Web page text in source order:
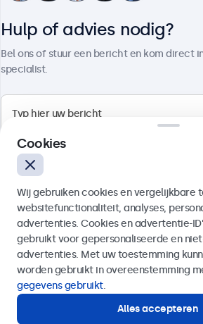
4.8/5 door 5000+
Nederlands
Hulp of advies nodig?
Bel ons of stuur een bericht en kom direct
specialist.
Verzenden
Of bel ons op
Hulp of advies nodig?
Cookies
Wij gebruiken cookies en vergelijkbare
websitefunctionaliteit, analyses,
advertenties. Cookies en advertentie-
gebruikt voor gepersonaliseerde en
advertenties. Met uw toestemming
worden gebruikt in overeenstemming
gegevens gebruikt.
Alles accepteren